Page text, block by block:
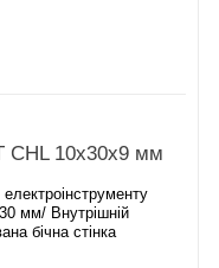
CHL 10х30х9 мм
мм/ Внутрішній
бічна стінка